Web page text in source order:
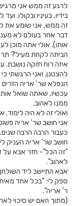
לרגע זה ממש אני
בידיו, בעיניו ובקולו. ועד
זה ממש, אני שומע את
דבר אחר בעולם לא
אותו). אולי אתה מוכן
הביתה לקחת מעיל?
איזה רוח חזקה נושבת.
להצטנן. ואני הרגשתי
הנפלא שר' אריה הזרים
עכשיו, שאתה שואל
ממנו לאהוב.
ואולי זה לא היה
אני חושב שר' אריה
כעבור הרבה הרבה
חושב שר' אריה העניק
"זה הכל"- חזר אבא על
לאהוב".
אבא התיישב ליד
ספק לי: "בכל אחד
ר' אריה".
(מתוך האם יש סיכוי